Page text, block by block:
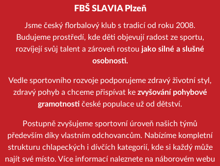
FBŠ SLAVIA Plzeň
Jsme český florbalový klub s tradicí od roku 2008.
Budujeme prostředí, kde děti objevují radost ze sportu,
rozvíjejí svůj talent a zároveň rostou jako silné a slušné
osobnosti.
Vedle sportovního rozvoje podporujeme zdravý životní styl,
zdravý pohyb a chceme přispívat kezvyšování pohybové
gramotnosti české populace už od dětství.
Postupně zvyšujeme sportovní úroveň našich týmů
především díky vlastním odchovancům. Nabízíme kompletní
strukturu chlapeckých i dívčích kategorií, kde si každý může
najít své místo. Více informací naleznete na náborovém webu